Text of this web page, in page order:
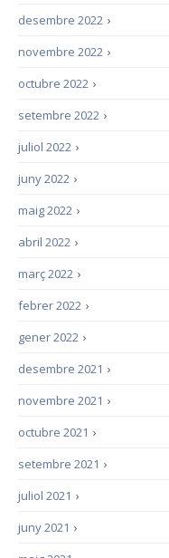
›
desembre 2022
›
novembre 2022
›
octubre 2022
›
setembre 2022
›
juliol 2022
›
juny 2022
›
maig 2022
›
abril 2022
›
març 2022
›
febrer 2022
›
gener 2022
›
desembre 2021
›
novembre 2021
›
octubre 2021
›
setembre 2021
›
juliol 2021
›
juny 2021